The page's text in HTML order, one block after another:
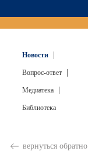
Новости
Вопрос-ответ
Медиатека
Библиотека
вернуться обратно